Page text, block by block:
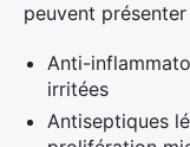
peuvent
Anti-
irritées
Antiseptiques